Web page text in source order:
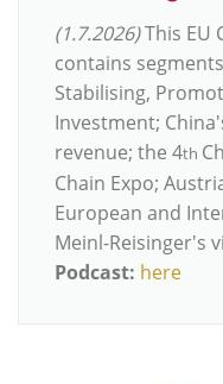
(1.7.2026)This EU
contains
Stabilising,
Investment;
revenue; the 4th
Chain Expo;
European and
Meinl-Reisinger's
Podcast: here